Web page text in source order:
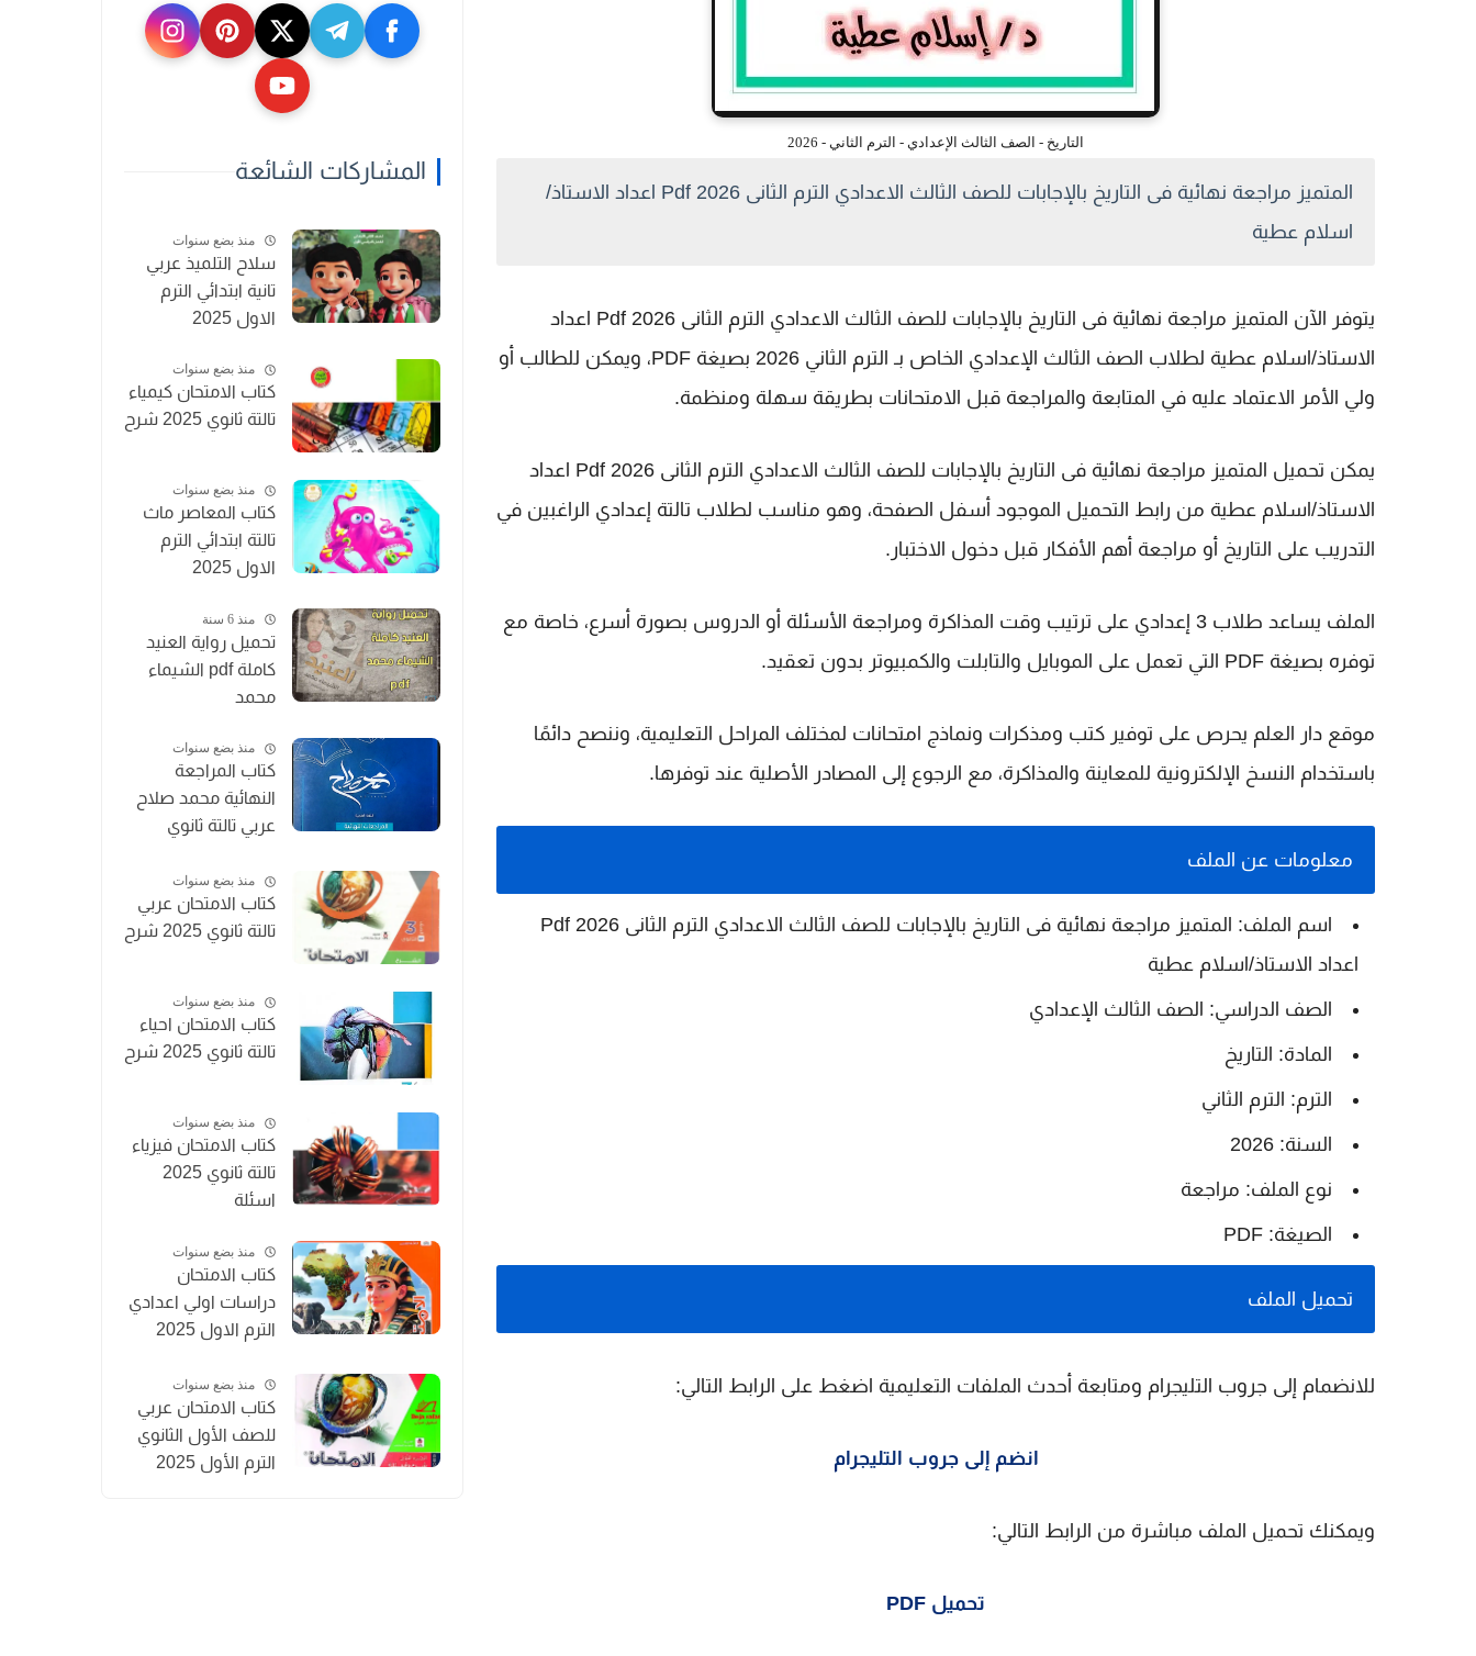
التاريخ - الصف الثالث الإعدادي - الترم الثاني - 2026
المتميز مراجعة نهائية فى التاريخ بالإجابات للصف الثالث الاعدادي الترم الثانى 2026 Pdf اعداد الاستاذ/
اسلام عطية
يتوفر الآن المتميز مراجعة نهائية فى التاريخ بالإجابات للصف الثالث الاعدادي الترم الثانى 2026 Pdf اعداد
الاستاذ/اسلام عطية لطلاب الصف الثالث الإعدادي الخاص بـ الترم الثاني 2026 بصيغة PDF، ويمكن للطالب أو
ولي الأمر الاعتماد عليه في المتابعة والمراجعة قبل الامتحانات بطريقة سهلة ومنظمة.
يمكن تحميل المتميز مراجعة نهائية فى التاريخ بالإجابات للصف الثالث الاعدادي الترم الثانى 2026 Pdf اعداد
الاستاذ/اسلام عطية من رابط التحميل الموجود أسفل الصفحة، وهو مناسب لطلاب تالتة إعدادي الراغبين في
التدريب على التاريخ أو مراجعة أهم الأفكار قبل دخول الاختبار.
الملف يساعد طلاب 3 إعدادي على ترتيب وقت المذاكرة ومراجعة الأسئلة أو الدروس بصورة أسرع، خاصة مع
توفره بصيغة PDF التي تعمل على الموبايل والتابلت والكمبيوتر بدون تعقيد.
موقع دار العلم يحرص على توفير كتب ومذكرات ونماذج امتحانات لمختلف المراحل التعليمية، وننصح دائمًا
باستخدام النسخ الإلكترونية للمعاينة والمذاكرة، مع الرجوع إلى المصادر الأصلية عند توفرها.
معلومات عن الملف
اسم الملف: المتميز مراجعة نهائية فى التاريخ بالإجابات للصف الثالث الاعدادي الترم الثانى 2026 Pdf
اعداد الاستاذ/اسلام عطية
الصف الدراسي: الصف الثالث الإعدادي
المادة: التاريخ
الترم: الترم الثاني
السنة: 2026
نوع الملف: مراجعة
الصيغة: PDF
تحميل الملف
للانضمام إلى جروب التليجرام ومتابعة أحدث الملفات التعليمية اضغط على الرابط التالي:
انضم إلى جروب التليجرام
ويمكنك تحميل الملف مباشرة من الرابط التالي:
تحميل PDF
المشاركات الشائعة
منذ بضع سنوات
سلاح التلميذ عربي
تانية ابتدائي الترم
الاول 2025
منذ بضع سنوات
كتاب الامتحان كيمياء
تالتة ثانوي 2025 شرح
منذ بضع سنوات
كتاب المعاصر ماث
تالتة ابتدائي الترم
الاول 2025
منذ 6 سنة
تحميل رواية العنيد
كاملة pdf الشيماء
محمد
منذ بضع سنوات
كتاب المراجعة
النهائية محمد صلاح
عربي تالتة ثانوي
منذ بضع سنوات
كتاب الامتحان عربي
تالتة ثانوي 2025 شرح
منذ بضع سنوات
كتاب الامتحان احياء
تالتة ثانوي 2025 شرح
منذ بضع سنوات
كتاب الامتحان فيزياء
تالتة ثانوي 2025
اسئلة
منذ بضع سنوات
كتاب الامتحان
دراسات اولي اعدادي
الترم الاول 2025
منذ بضع سنوات
كتاب الامتحان عربي
للصف الأول الثانوي
الترم الأول 2025